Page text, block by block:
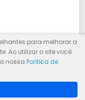
para melhorar a
Ao utilizar o site você
nossa Política de